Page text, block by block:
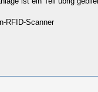
RFID-Scanner